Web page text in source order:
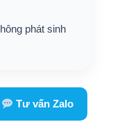
phát sinh
Tư vấn Zalo